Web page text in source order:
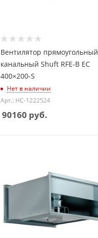
Вентилятор прямоугольный
канальный Shuft RFE-B EC
400×200-S
Нет в наличии
Арт.: НС-1222524
90160 руб.